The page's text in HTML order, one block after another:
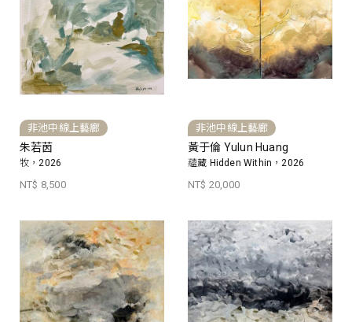
非池中線上藝廊
朱若茵
牧，2026
NT$ 8,500
非池中線上藝廊
黃于倫 Yulun Huang
蘊藏 Hidden Within，2026
NT$ 20,000